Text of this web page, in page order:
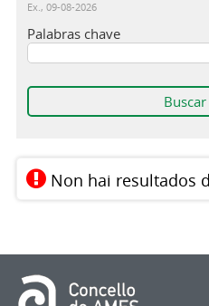
Ex., 09-08-2026
Palabras chave
Non hai resultados